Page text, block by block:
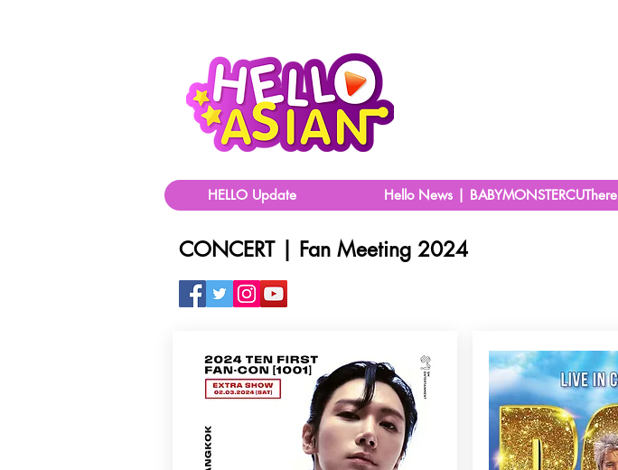
HELLO Update Hello News | BABYMONSTERCUThere
CONCERT | Fan Meeting 2024